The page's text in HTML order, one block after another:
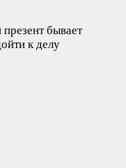
бывает
к делу